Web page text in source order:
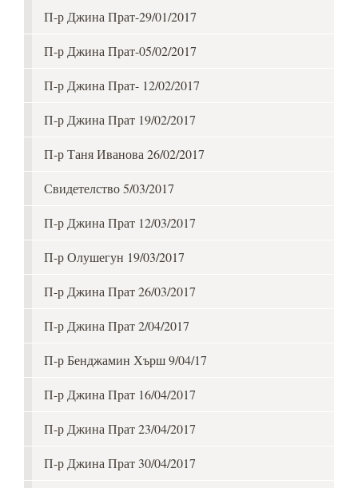
П-р Джина Прат-29/01/2017
П-р Джина Прат-05/02/2017
П-р Джина Прат- 12/02/2017
П-р Джина Прат 19/02/2017
П-р Таня Иванова 26/02/2017
Свидетелство 5/03/2017
П-р Джина Прат 12/03/2017
П-р Олушегун 19/03/2017
П-р Джина Прат 26/03/2017
П-р Джина Прат 2/04/2017
П-р Бенджамин Хърш 9/04/17
П-р Джина Прат 16/04/2017
П-р Джина Прат 23/04/2017
П-р Джина Прат 30/04/2017